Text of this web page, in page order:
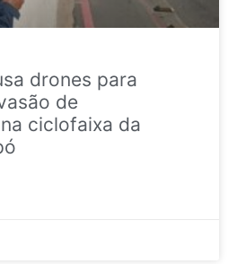
drones para
de
ciclofaixa da